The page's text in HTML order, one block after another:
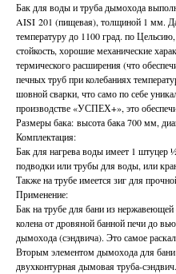
Бак для воды и труба дымохода
AISI 201 (пищевая), толщиной 1 мм.
температуру до 1100 град. по
стойкость, хорошие механические
термического расширения (что
печных труб при колебаниях
шовной сварки, что само по себе
производстве «УСПЕХ+», это
Размеры бака: высота бака 700 мм,
Комплектация:
Бак для нагрева воды имеет 1 штуцер
подводки или трубы для воды, или
Также на трубе имеется зиг для
Применение:
Бак на трубе для бани из нержавеющей
колена от дровяной банной печи до
дымохода (сэндвича). Это самое
Вторым элементом дымохода для бани
двухконтурная дымовая труба-сэндвич.